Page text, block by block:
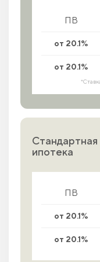
ПВ
от 20.1%
от 20.1%
Стандартная
ипотека
ПВ
от 20.1%
от 20.1%